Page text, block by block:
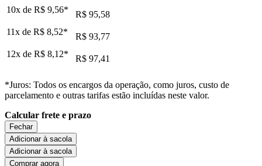
10x de R$ 9,56*
R$ 95,58
11x de R$ 8,52*
R$ 93,77
12x de R$ 8,12* R$ 97,41
*Juros: Todos os encargos da operação, como juros, custo de
parcelamento e outras tarifas estão incluídas neste valor.
Calcular frete e prazo
Fechar
Adicionar à sacola
Adicionar à sacola
Comprar agora